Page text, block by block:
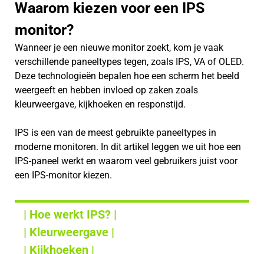
Waarom kiezen voor een IPS
monitor?
Wanneer je een nieuwe monitor zoekt, kom je vaak
verschillende paneeltypes tegen, zoals IPS, VA of OLED.
Deze technologieën bepalen hoe een scherm het beeld
weergeeft en hebben invloed op zaken zoals
kleurweergave, kijkhoeken en responstijd.
IPS is een van de meest gebruikte paneeltypes in
moderne monitoren. In dit artikel leggen we uit hoe een
IPS-paneel werkt en waarom veel gebruikers juist voor
een IPS-monitor kiezen.
| Hoe werkt IPS? |
| Kleurweergave |
| Kijkhoeken |